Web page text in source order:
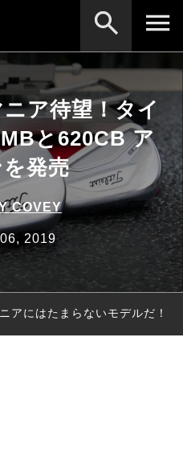
ア待望！タイ
と620CB ア
発売
COVEY
2019
アにはたまらないモデルだ！
ング
ニック
イウッド
い事柄を入
検索